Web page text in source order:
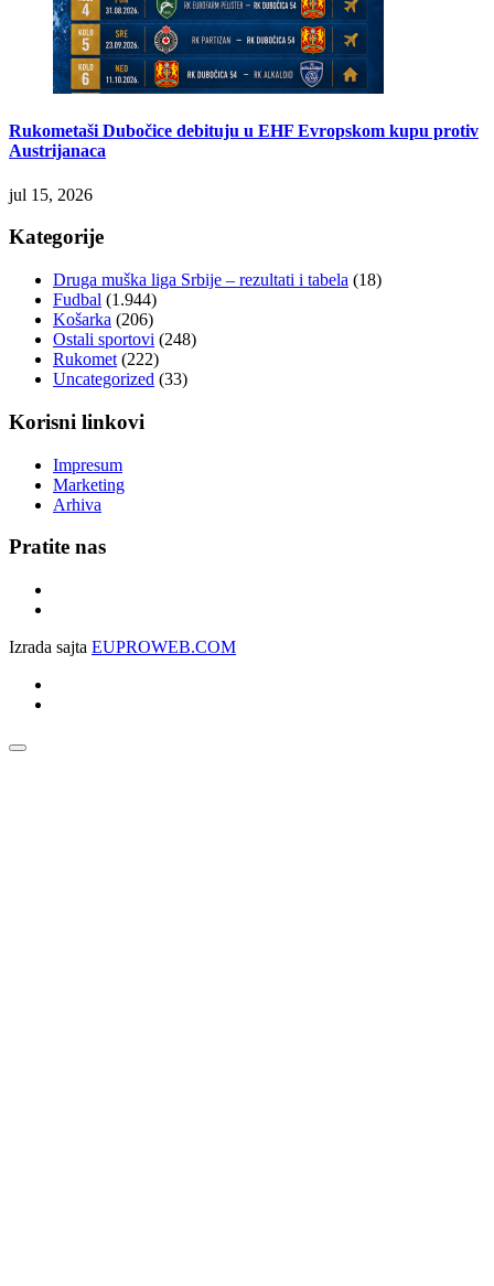
Rukometaši Dubočice debituju u EHF Evropskom kupu protiv
Austrijanaca
jul 15, 2026
Kategorije
Druga muška liga Srbije – rezultati i tabela (18)
Fudbal (1.944)
Košarka (206)
Ostali sportovi (248)
Rukomet (222)
Uncategorized (33)
Korisni linkovi
Impresum
Marketing
Arhiva
Pratite nas
Izrada sajta EUPROWEB.COM